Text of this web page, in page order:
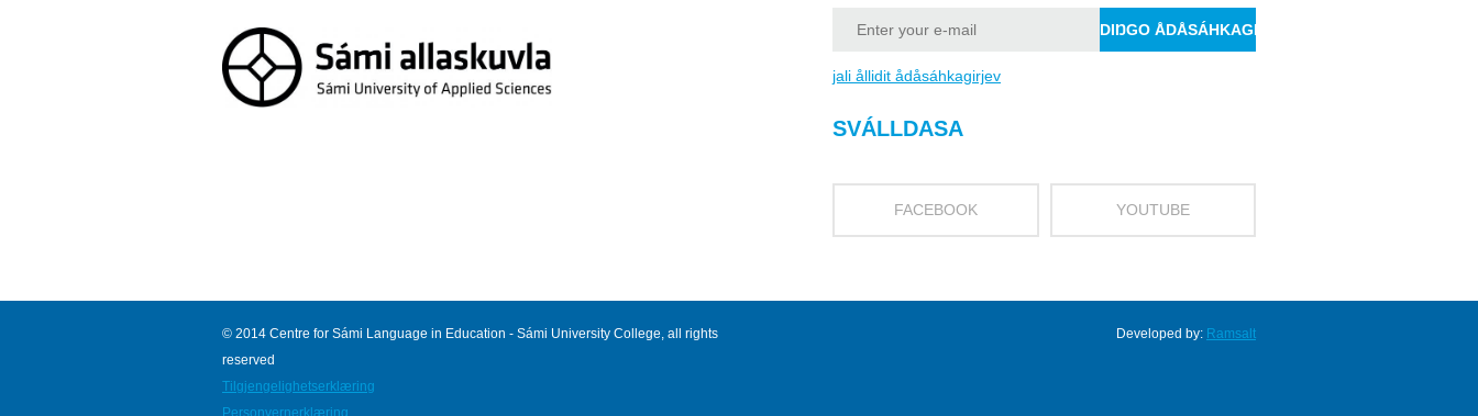
jali ållidit ådåsáhkagirjev
SVÁLLDASA
FACEBOOK YOUTUBE
© 2014 Centre for Sámi Language in Education - Sámi University College, all rights
reserved
Tilgjengelighetserklæring
Personvernerklæring
Developed by: Ramsalt